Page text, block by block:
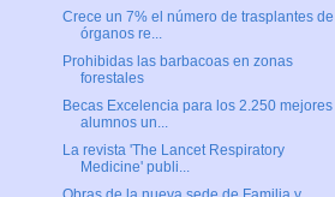
Crece un 7% el número de trasplantes de
órganos re...
Prohibidas las barbacoas en zonas
forestales
Becas Excelencia para los 2.250 mejores
alumnos un...
La revista 'The Lancet Respiratory
Medicine' publi...